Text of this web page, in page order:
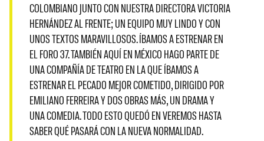
COLOMBIANO JUNTO CON NUESTRA DIRECTORA VICTORIA
HERNÁNDEZ AL FRENTE; UN EQUIPO MUY LINDO Y CON
UNOS TEXTOS MARAVILLOSOS. ÍBAMOS A ESTRENAR EN
EL FORO 37. TAMBIÉN AQUÍ EN MÉXICO HAGO PARTE DE
UNA COMPAÑÍA DE TEATRO EN LA QUE ÍBAMOS A
ESTRENAR EL PECADO MEJOR COMETIDO, DIRIGIDO POR
EMILIANO FERREIRA Y DOS OBRAS MÁS, UN DRAMA Y
UNA COMEDIA. TODO ESTO QUEDÓ EN VEREMOS HASTA
SABER QUÉ PASARÁ CON LA NUEVA NORMALIDAD.